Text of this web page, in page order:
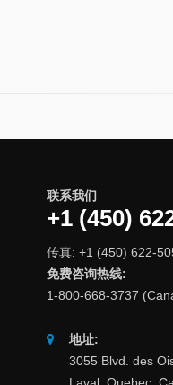
联系我们
+1 (450)
传真: +1 (450) 622-
免费咨询热线:
1-800-668-3737
地址:
3055 Blvd. des